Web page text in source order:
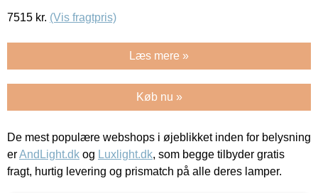
7515 kr. (Vis fragtpris)
Læs mere »
Køb nu »
De mest populære webshops i øjeblikket inden for belysning
erAndLight.dk og Luxlight.dk, som begge tilbyder gratis
fragt, hurtig levering og prismatch på alle deres lamper.